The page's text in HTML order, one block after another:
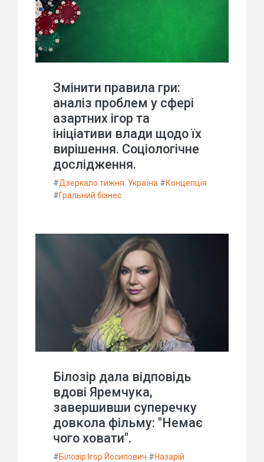
Змінити правила гри:
аналіз проблем у сфері
азартних ігор та
ініціативи влади щодо їх
вирішення. Соціологічне
дослідження.
#Дзеркало тижня. Україна #Концепція
#Гральний бізнес
Білозір дала відповідь
вдові Яремчука,
завершивши суперечку
довкола фільму: "Немає
чого ховати".
#Білозір Ігор Йосипович #Назарій